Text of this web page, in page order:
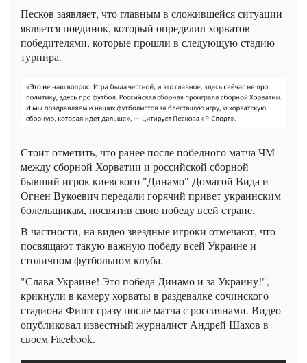
Песков заявляет, что главным в сложившейся ситуации
является поединок, который определил хорватов
победителями, которые прошли в следующую стадию
турнира.
Стоит отметить, что ранее после победного матча ЧМ
между сборной Хорватии и российской сборной
бывший игрок киевского "Динамо" Домагой Вида и
Огнен Вукоевич передали горячий привет украинским
болельщикам, посвятив свою победу всей стране.
В частности, на видео звездные игроки отмечают, что
посвящают такую ​​важную победу всей Украине и
столичном футбольном клуба.
"Слава Украине! Это победа Динамо и за Украину!", -
крикнули в камеру хорваты в раздевалке сочинского
стадиона Фишт сразу после матча с россиянами. Видео
опубликовал известный журналист Андрей Шахов в
своем Facebook.